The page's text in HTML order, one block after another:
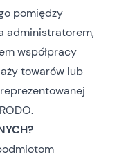
pomiędzy
administratorem,
współpracy
towarów lub